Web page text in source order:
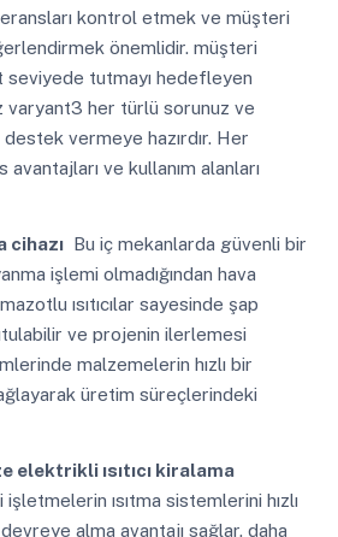
kontrol etmek ve müşteri
önemlidir. müşteri
seviyede tutmayı hedefleyen
her türlü sorunuz ve
destek vermeye hazırdır. Her
ve kullanım alanları
cihazıBu iç mekanlarda güvenli bir
işlemi olmadığından hava
ısıtıcılar sayesinde şap
ve projenin ilerlemesi
malzemelerin hızlı bir
üretim süreçlerindeki
elektrikli ısıtıcı kiralama
ısıtma sistemlerini hızlı
alma avantajı sağlar. daha